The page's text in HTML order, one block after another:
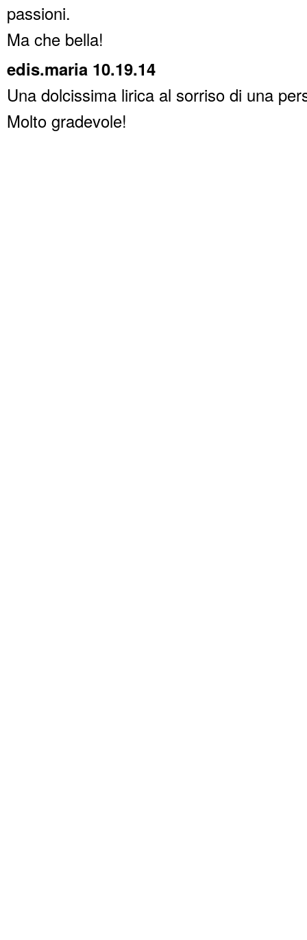
passioni.
Ma che bella!
edis.maria 10.19.14
Una dolcissima lirica al sorriso di una
Molto gradevole!